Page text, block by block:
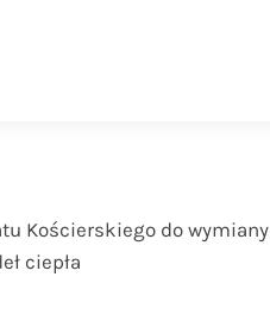
Kościerskiego do wymiany
ciepła